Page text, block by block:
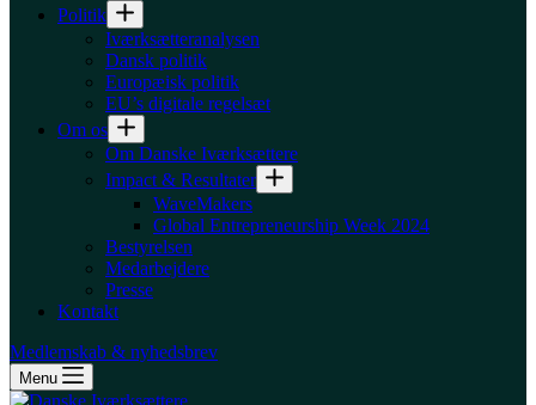
Politik
Iværksætteranalysen
Dansk politik
Europæisk politik
EU’s digitale regelsæt
Om os
Om Danske Iværksættere
Impact & Resultater
WaveMakers
Global Entrepreneurship Week 2024
Bestyrelsen
Medarbejdere
Presse
Kontakt
Medlemskab & nyhedsbrev
Menu